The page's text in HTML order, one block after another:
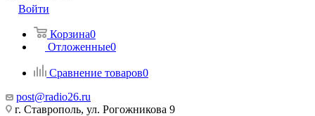
Войти
Корзина0
Отложенные0
Сравнение товаров0
post@radio26.ru
г. Ставрополь, ул. Рогожникова 9